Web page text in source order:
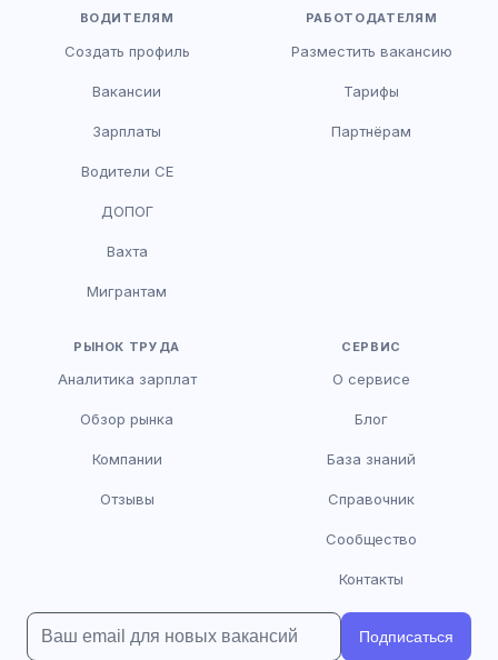
ВОДИТЕЛЯМ
Создать профиль
Вакансии
Зарплаты
Водители CE
ДОПОГ
Вахта
Мигрантам
РАБОТОДАТЕЛЯМ
Разместить вакансию
Тарифы
Партнёрам
РЫНОК ТРУДА
Аналитика зарплат
Обзор рынка
Компании
Отзывы
СЕРВИС
О сервисе
Блог
База знаний
Справочник
Сообщество
Контакты
Подписаться
HR-консультант
Здравствуйте! Я AI-консультант DriveJob.
помочь?